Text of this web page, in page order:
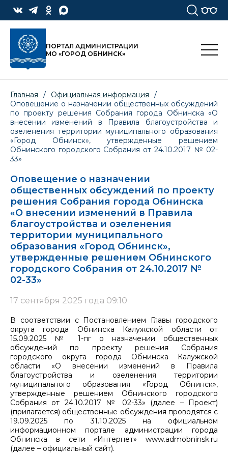
ПОРТАЛ АДМИНИСТРАЦИИ
МО «ГОРОД ОБНИНСК»
Главная / Официальная информация
/
Оповещение о назначении общественных обсуждений
по проекту решения Собрания города Обнинска «О
внесении изменений в Правила благоустройства и
озеленения территории муниципального образования
«Город Обнинск», утвержденные решением
Обнинского городского Собрания от 24.10.2017 № 02-
33»
Оповещение о назначении
общественных обсуждений по проекту
решения Собрания города Обнинска
«О внесении изменений в Правила
благоустройства и озеленения
территории муниципального
образования «Город Обнинск»,
утвержденные решением Обнинского
городского Собрания от 24.10.2017 №
02-33»
17 сентября 2025 года 09:10
В соответствии с Постановлением Главы городского
округа города Обнинска Калужской области от
15.09.2025 № 1-пг о назначении общественных
обсуждений по проекту решения Собрания
городского округа города Обнинска Калужской
области «О внесении изменений в Правила
благоустройства и озеленения территории
муниципального образования «Город Обнинск»,
утвержденные решением Обнинского городского
Собрания от 24.10.2017 № 02-33» (далее – Проект)
(прилагается) общественные обсуждения проводятся с
19.09.2025 по 31.10.2025 на официальном
информационном портале администрации города
Обнинска в сети «Интернет» www.admobninsk.ru
(далее – официальный сайт).